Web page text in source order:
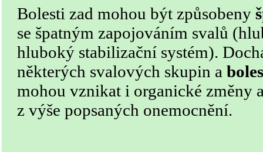
Bolesti zad mohou být způsobeny
se špatným zapojováním svalů
hluboký stabilizační systém).
některých svalových skupin a
mohou vznikat i organické změny
z výše popsaných onemocnění.